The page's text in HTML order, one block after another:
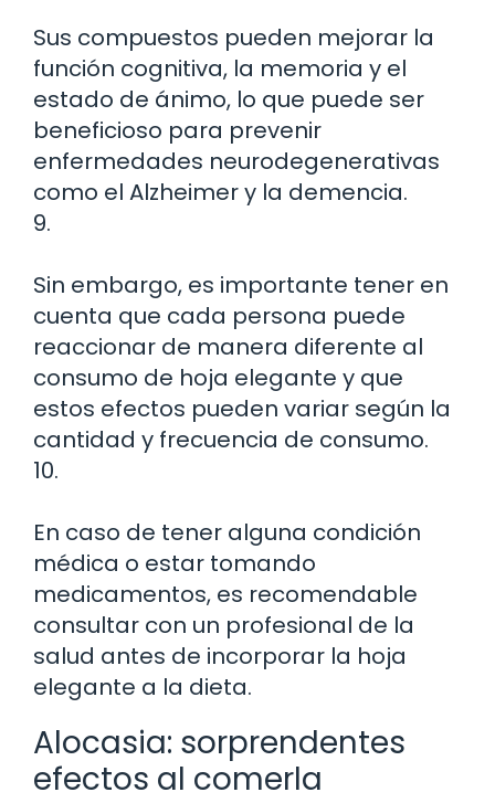
Sus compuestos pueden mejorar la
función cognitiva, la memoria y el
estado de ánimo, lo que puede ser
beneficioso para prevenir
enfermedades neurodegenerativas
como el Alzheimer y la demencia.
9.
Sin embargo, es importante tener en
cuenta que cada persona puede
reaccionar de manera diferente al
consumo de hoja elegante y que
estos efectos pueden variar según la
cantidad y frecuencia de consumo.
10.
En caso de tener alguna condición
médica o estar tomando
medicamentos, es recomendable
consultar con un profesional de la
salud antes de incorporar la hoja
elegante a la dieta.
Alocasia: sorprendentes
efectos al comerla